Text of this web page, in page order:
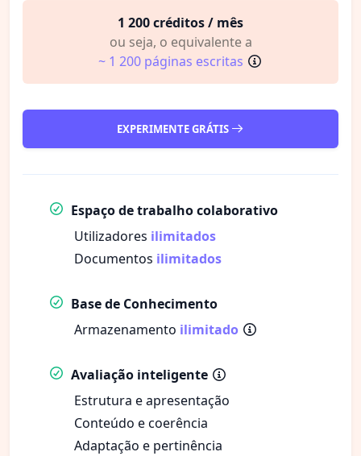
1 200 créditos / mês
ou seja, o equivalente a
~ 1 200 páginas escritas
EXPERIMENTE GRÁTIS
Espaço de trabalho colaborativo
Utilizadores ilimitados
Documentos ilimitados
Base de Conhecimento
Armazenamento ilimitado
Avaliação inteligente
Estrutura e apresentação
Conteúdo e coerência
Adaptação e pertinência